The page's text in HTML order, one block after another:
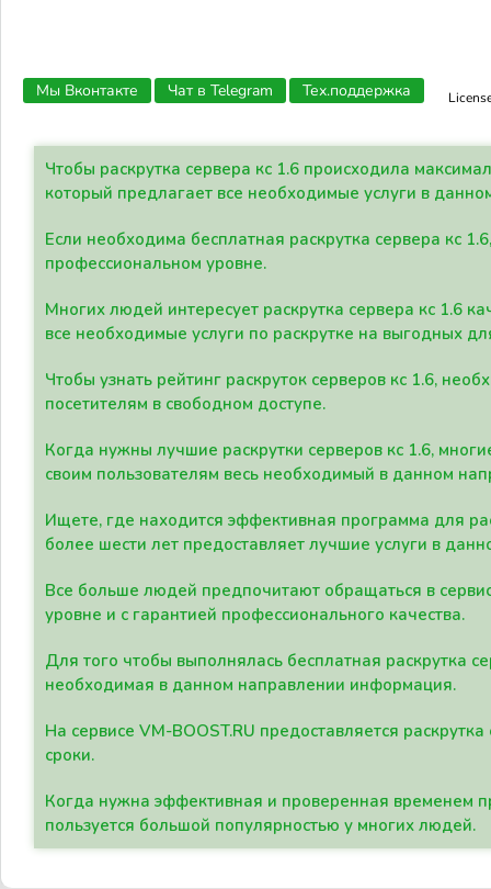
Мы Вконтакте Чат в Telegram Тех.поддержка
Чтобы раскрутка сервера кс 1.6 происходила
который предлагает все необходимые услуги в
Если необходима бесплатная раскрутка сервера кс
профессиональном уровне.
Многих людей интересует раскрутка сервера кс 1.6
все необходимые услуги по раскрутке на выгодных
Чтобы узнать рейтинг раскруток серверов кс 1.6,
посетителям в свободном доступе.
Когда нужны лучшие раскрутки серверов кс 1.6,
своим пользователям весь необходимый в данном
Ищете, где находится эффективная программа для
более шести лет предоставляет лучшие услуги в
Все больше людей предпочитают обращаться в
уровне и с гарантией профессионального качества.
Для того чтобы выполнялась бесплатная раскрутка
необходимая в данном направлении информация.
На сервисе VM-BOOST.RU предоставляется
сроки.
Когда нужна эффективная и проверенная временем
пользуется большой популярностью у многих людей.